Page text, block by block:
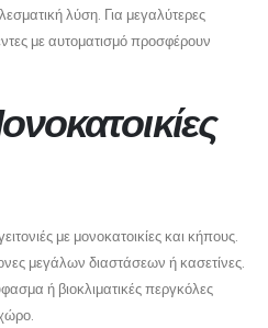
λύση. Για μεγαλύτερες
με αυτοματισμό προσφέρουν
με μονοκατοικίες και κήπους.
μεγάλων διαστάσεων ή κασετίνες.
ή βιοκλιματικές περγκόλες